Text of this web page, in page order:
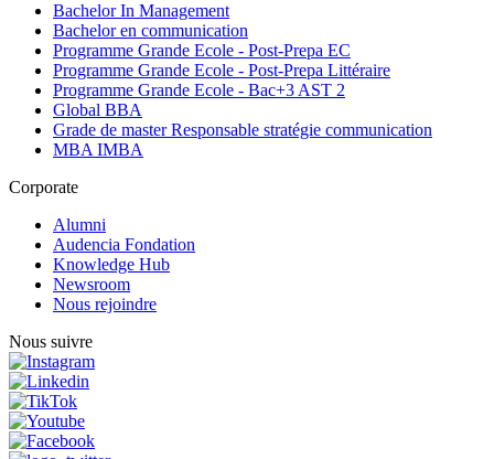
Bachelor In Management
Bachelor en communication
Programme Grande Ecole - Post-Prepa EC
Programme Grande Ecole - Post-Prepa Littéraire
Programme Grande Ecole - Bac+3 AST 2
Global BBA
Grade de master Responsable stratégie communication
MBA IMBA
Corporate
Alumni
Audencia Fondation
Knowledge Hub
Newsroom
Nous rejoindre
Nous suivre